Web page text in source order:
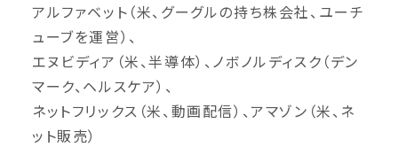
アルファベット（米、グーグルの持ち株会社、ユーチ
ューブを運営）、
エヌビディア（米、半導体）、ノボノルディスク（デン
マーク、ヘルスケア）、
ネットフリックス（米、動画配信）、アマゾン（米、ネ
ット販売）